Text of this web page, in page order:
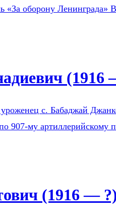
оборону Ленинграда»
(1916
с. Бабаджай
907-му артиллерийскому
(1916 —